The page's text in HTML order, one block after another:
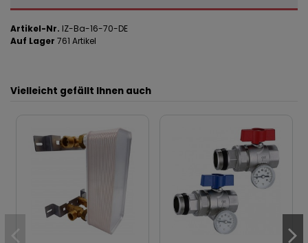
Artikel-Nr. IZ-Ba-16-70-DE
Auf Lager 761 Artikel
Vielleicht gefällt Ihnen auch